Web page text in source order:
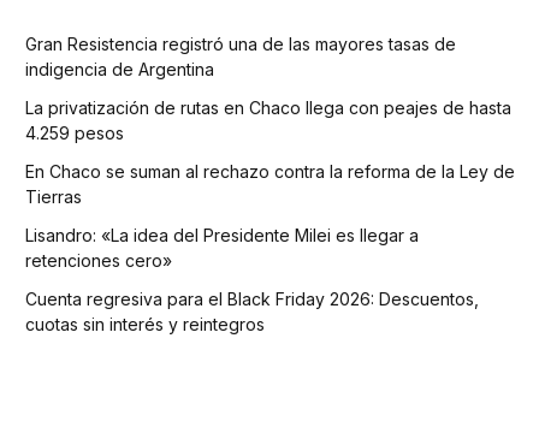
Gran Resistencia registró una de las mayores tasas de
indigencia de Argentina
La privatización de rutas en Chaco llega con peajes de hasta
4.259 pesos
En Chaco se suman al rechazo contra la reforma de la Ley de
Tierras
Lisandro: «La idea del Presidente Milei es llegar a
retenciones cero»
Cuenta regresiva para el Black Friday 2026: Descuentos,
cuotas sin interés y reintegros